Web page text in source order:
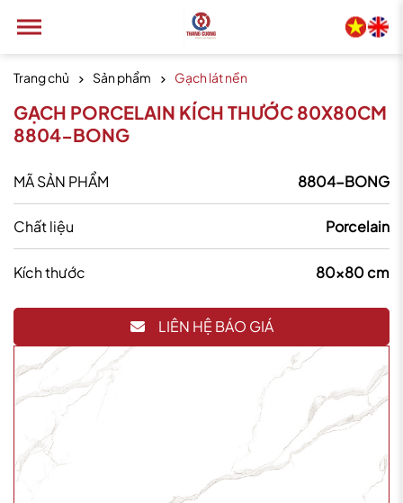
Trang chủ Sản phẩm Gạch lát nền
GẠCH PORCELAIN KÍCH THƯỚC 80X80CM
8804-BONG
MÃ SẢN PHẨM 8804-BONG
Chất liệu Porcelain
Kích thước 80x80 cm
LIÊN HỆ BÁO GIÁ